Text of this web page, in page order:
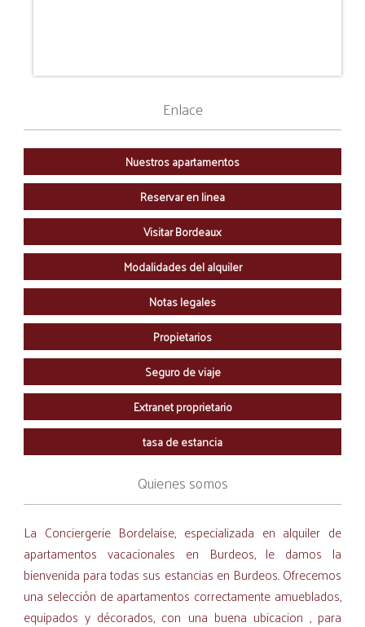
Enlace
Nuestros apartamentos
Reservar en linea
Visitar Bordeaux
Modalidades del alquiler
Notas legales
Propietarios
Seguro de viaje
Extranet proprietario
tasa de estancia
Quienes somos
La Conciergerie Bordelaise, especializada en alquiler de
apartamentos vacacionales en Burdeos, le damos la
bienvenida para todas sus estancias en Burdeos. Ofrecemos
una selección de apartamentos correctamente amueblados,
equipados y décorados, con una buena ubicacion , para